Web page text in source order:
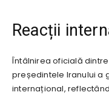
Reacții
Întâlnirea oficială
președintele Iranului a
internațional,